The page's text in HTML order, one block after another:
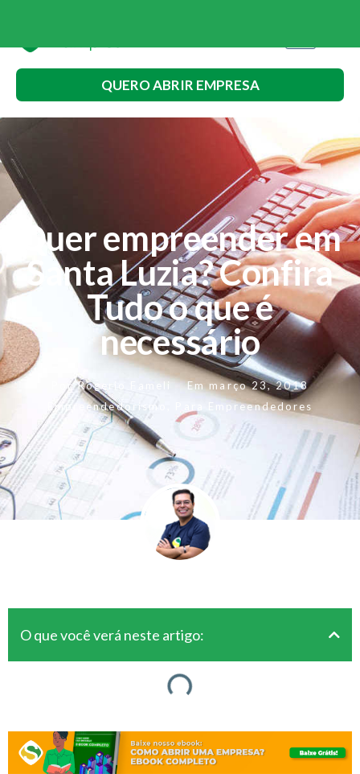
QUERO ABRIR EMPRESA
Quer empreender em
Santa Luzia? Confira
Tudo o que é
necessário
PorRogerio Fameli Em março 23, 2018
Empreendedorismo
Para Empreendedores
O que você verá neste artigo: